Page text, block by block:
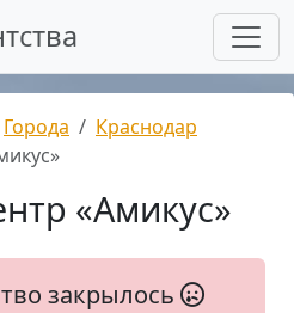
Города
Краснодар
«Амикус»
закрылось